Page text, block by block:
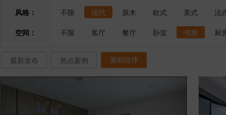
风格：
不限 现代 原木 欧式 美式
法
空间：
不限 客厅 餐厅 卧室 书房 厨
最新发布 热点案例 面积排序